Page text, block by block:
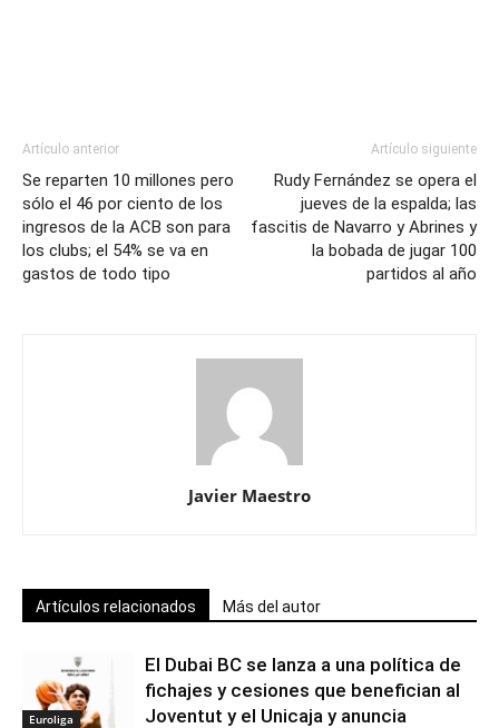
Artículo anterior
Se reparten 10 millones pero
sólo el 46 por ciento de los
ingresos de la ACB son para
los clubs; el 54% se va en
gastos de todo tipo
Artículo siguiente
Rudy Fernández se opera el
jueves de la espalda; las
fascitis de Navarro y Abrines y
la bobada de jugar 100
partidos al año
Javier Maestro
Artículos relacionados Más del autor
Euroliga
El Dubai BC se lanza a una política de
fichajes y cesiones que benefician al
Joventut y el Unicaja y anuncia